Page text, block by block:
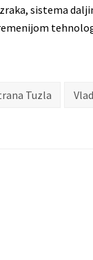
sistema
Tuzla